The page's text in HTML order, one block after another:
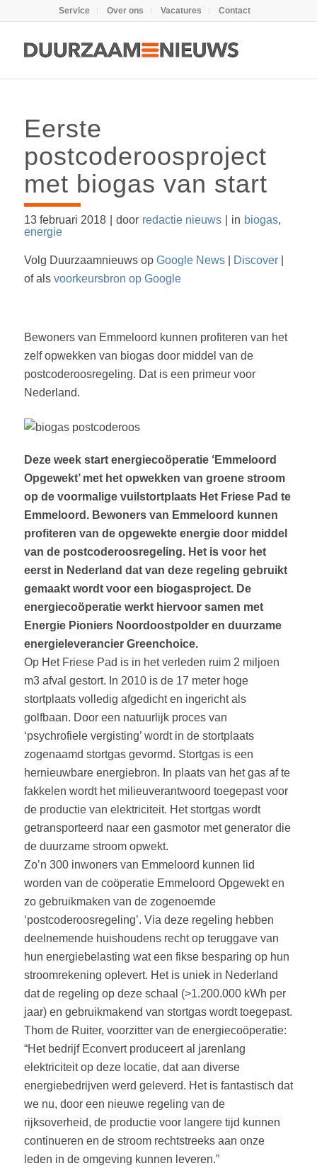
Service Over ons Vacatures Contact
Eerste
postcoderoosproject
met biogas van start
13 februari 2018 door redactie nieuws in biogas,
energie
Volg Duurzaamnieuws op Google News| Discover|
of als voorkeursbron op Google
Bewoners van Emmeloord kunnen profiteren van het
zelf opwekken van biogas door middel van de
postcoderoosregeling. Dat is een primeur voor
Nederland.
Deze week start energiecoöperatie ‘Emmeloord
Opgewekt’ met het opwekken van groene stroom
op de voormalige vuilstortplaats Het Friese Pad te
Emmeloord. Bewoners van Emmeloord kunnen
profiteren van de opgewekte energie door middel
van de postcoderoosregeling. Het is voor het
eerst in Nederland dat van deze regeling gebruikt
gemaakt wordt voor een biogasproject. De
energiecoöperatie werkt hiervoor samen met
Energie Pioniers Noordoostpolder en duurzame
energieleverancier Greenchoice.
Op Het Friese Pad is in het verleden ruim 2 miljoen
m3 afval gestort. In 2010 is de 17 meter hoge
stortplaats volledig afgedicht en ingericht als
golfbaan. Door een natuurlijk proces van
‘psychrofiele vergisting’ wordt in de stortplaats
zogenaamd stortgas gevormd. Stortgas is een
hernieuwbare energiebron. In plaats van het gas af te
fakkelen wordt het milieuverantwoord toegepast voor
de productie van elektriciteit. Het stortgas wordt
getransporteerd naar een gasmotor met generator die
de duurzame stroom opwekt.
Zo’n 300 inwoners van Emmeloord kunnen lid
worden van de coöperatie Emmeloord Opgewekt en
zo gebruikmaken van de zogenoemde
‘postcoderoosregeling’. Via deze regeling hebben
deelnemende huishoudens recht op teruggave van
hun energiebelasting wat een fikse besparing op hun
stroomrekening oplevert. Het is uniek in Nederland
dat de regeling op deze schaal (>1.200.000 kWh per
jaar) en gebruikmakend van stortgas wordt toegepast.
Thom de Ruiter, voorzitter van de energiecoöperatie:
“Het bedrijf Econvert produceert al jarenlang
elektriciteit op deze locatie, dat aan diverse
energiebedrijven werd geleverd. Het is fantastisch dat
we nu, door een nieuwe regeling van de
rijksoverheid, de productie voor langere tijd kunnen
continueren en de stroom rechtstreeks aan onze
leden in de omgeving kunnen leveren.”